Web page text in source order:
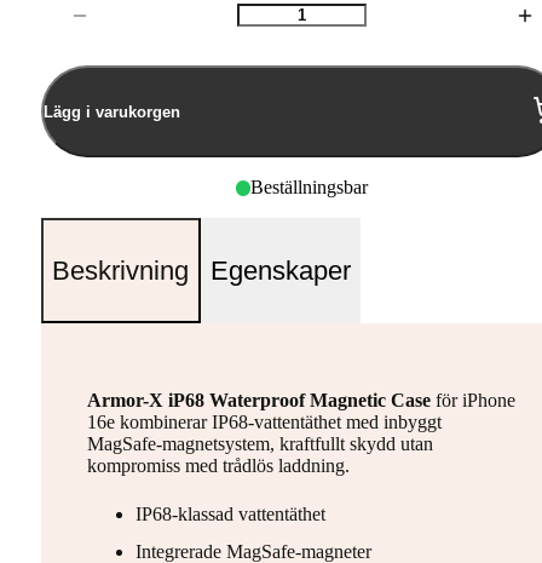
Antal
Lägg i varukorgen
Beställningsbar
Beskrivning Egenskaper
Armor-X iP68 Waterproof Magnetic Caseför iPhone
16e kombinerar IP68-vattentäthet med inbyggt
MagSafe-magnetsystem, kraftfullt skydd utan
kompromiss med trådlös laddning.
IP68-klassad vattentäthet
Integrerade MagSafe-magneter